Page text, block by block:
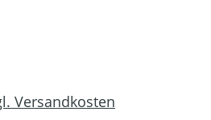
Versandkosten